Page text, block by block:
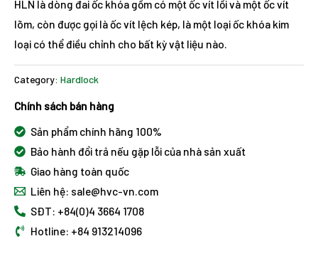
HLN là dòng đai ốc khóa gồm có một ốc vít lồi và một ốc vít
lõm, còn được gọi là ốc vít lệch kép, là một loại ốc khóa kim
loại có thể điều chỉnh cho bất kỳ vật liệu nào.
Category: Hardlock
Chính sách bán hàng
Sản phẩm chính hãng 100%
Bảo hành đổi trả nếu gặp lỗi của nhà sản xuất
Giao hàng toàn quốc
Liên hệ: sale@hvc-vn.com
SĐT: +84(0)4 3664 1708
Hotline: +84 913214096